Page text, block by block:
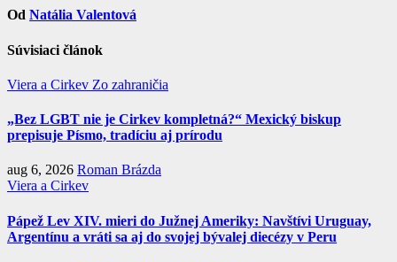
Od Natália Valentová
Súvisiaci článok
Viera a Cirkev Zo zahraničia
„Bez LGBT nie je Cirkev kompletná?“ Mexický biskup
prepisuje Písmo, tradíciu aj prírodu
aug 6, 2026 Roman Brázda
Viera a Cirkev
Pápež Lev XIV. mieri do Južnej Ameriky: Navštívi Uruguay,
Argentínu a vráti sa aj do svojej bývalej diecézy v Peru